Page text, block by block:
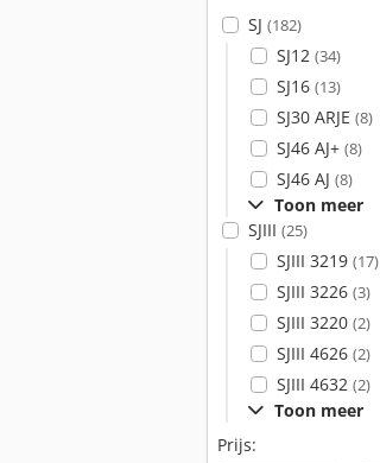
SJ (182)
SJ12 (34)
SJ16 (13)
SJ30 ARJE (8)
SJ46 AJ+ (8)
SJ46 AJ (8)
Toon meer
SJIII (25)
SJIII 3219 (17)
SJIII 3226 (3)
SJIII 3220 (2)
SJIII 4626 (2)
SJIII 4632 (2)
Toon meer
Prijs: